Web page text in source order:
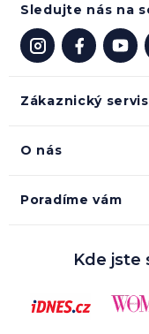
Zákaznický servis
O nás
Poradíme vám
Sledujte nás na
Kde jste